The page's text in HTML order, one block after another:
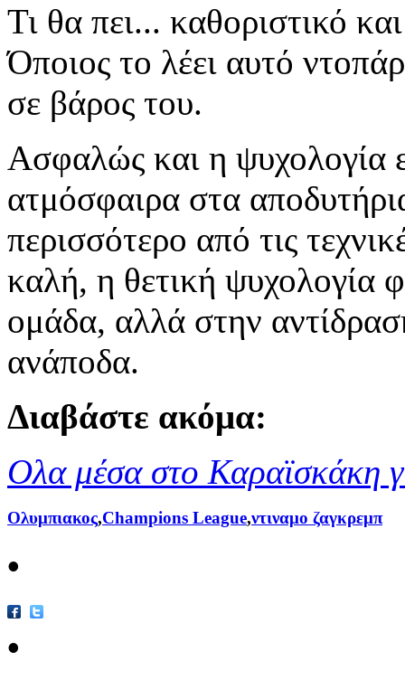
Τι θα πει... καθοριστικό
Όποιος το λέει αυτό
σε βάρος του.
Ασφαλώς και η ψυχολογία
ατμόσφαιρα στα
περισσότερο από τις
καλή, η θετική ψυχολογία
ομάδα, αλλά στην
ανάποδα.
Διαβάστε ακόμα:
Ολα μέσα στο Καραϊσκάκη
Ολυμπιακος,Champions League,ντιναμο ζαγκρεμπ
•
•